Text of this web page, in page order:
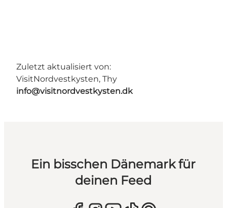
Zuletzt aktualisiert von:
VisitNordvestkysten, Thy
info@visitnordvestkysten.dk
Ein bisschen Dänemark für
deinen Feed